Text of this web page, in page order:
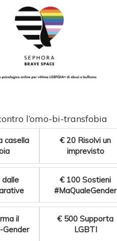
l’omo-bi-transfobia
casella
€ 20 Risolvi un
imprevisto
dalle
€ 100 Sostieni
#MaQualeGender
il
Gender
€ 500 Supporta
LGBTI